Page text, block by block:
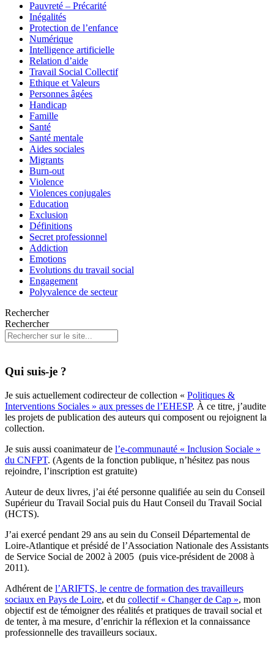
Pauvreté – Précarité
Inégalités
Protection de l’enfance
Numérique
Intelligence artificielle
Relation d’aide
Travail Social Collectif
Ethique et Valeurs
Personnes âgées
Handicap
Famille
Santé
Santé mentale
Aides sociales
Migrants
Burn-out
Violence
Violences conjugales
Education
Exclusion
Définitions
Secret professionnel
Addiction
Emotions
Evolutions du travail social
Engagement
Polyvalence de secteur
Rechercher
Rechercher
Qui suis-je ?
Je suis actuellement codirecteur de collection « Politiques &
Interventions Sociales » aux presses de l’EHESP. À ce titre, j’audite
les projets de publication des auteurs qui composent ou rejoignent la
collection.
Je suis aussi coanimateur de l’e-communauté « Inclusion Sociale »
du CNFPT. (Agents de la fonction publique, n’hésitez pas nous
rejoindre, l’inscription est gratuite)
Auteur de deux livres, j’ai été personne qualifiée au sein du Conseil
Supérieur du Travail Social puis du Haut Conseil du Travail Social
(HCTS).
J’ai exercé pendant 29 ans au sein du Conseil Départemental de
Loire-Atlantique et présidé de l’Association Nationale des Assistants
de Service Social de 2002 à 2005 (puis vice-président de 2008 à
2011).
Adhérent de l’ARIFTS, le centre de formation des travailleurs
sociaux en Pays de Loire, et du collectif « Changer de Cap », mon
objectif est de témoigner des réalités et pratiques de travail social et
de tenter, à ma mesure, d’enrichir la réflexion et la connaissance
professionnelle des travailleurs sociaux.